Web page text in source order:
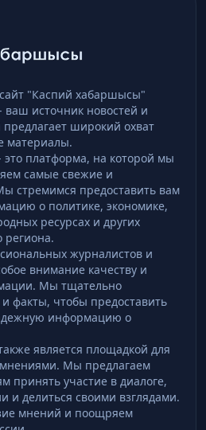
"Каспий хабаршысы"
ваш источник новостей и
широкий охват
материалы.
платформа, на которой мы
самые свежие и
стремимся предоставить вам
о политике, экономике,
ресурсах и других
региона.
журналистов и
внимание качеству и
Мы тщательно
факты, чтобы предоставить
информацию о
является площадкой для
Мы предлагаем
принять участие в диалоге,
и делиться своими взглядами.
мнений и поощряем